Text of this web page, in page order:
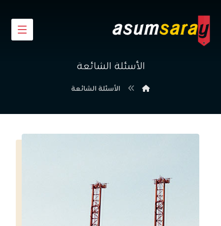
الأسئلة الشائعة
الأسئلة الشائعة